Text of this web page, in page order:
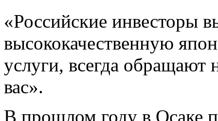
«Российские инвесторы
высококачественную
услуги, всегда
вас».
В прошлом году в Осаке